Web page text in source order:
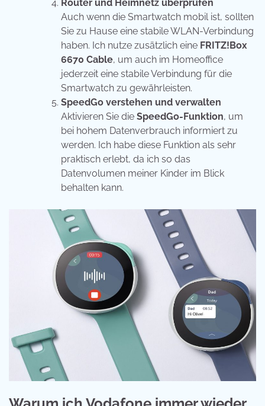
Router und Heimnetz überprüfen
Auch wenn die Smartwatch mobil ist, sollten
Sie zu Hause eine stabile WLAN-Verbindung
haben. Ich nutze zusätzlich eine FRITZ!Box
6670 Cable, um auch im Homeoffice
jederzeit eine stabile Verbindung für die
Smartwatch zu gewährleisten.
SpeedGo verstehen und verwalten
Aktivieren Sie die SpeedGo-Funktion, um
bei hohem Datenverbrauch informiert zu
werden. Ich habe diese Funktion als sehr
praktisch erlebt, da ich so das
Datenvolumen meiner Kinder im Blick
behalten kann.